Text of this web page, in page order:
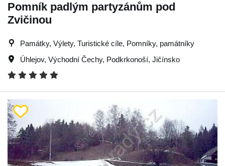
Pomník padlým partyzánům pod
Zvičinou
Památky, Výlety, Turistické cíle, Pomníky, památníky
Úhlejov, Východní Čechy, Podkrkonoší, Jičínsko